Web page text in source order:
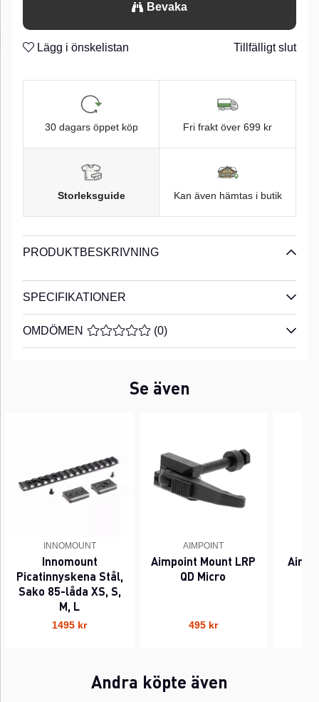
Bevaka
Lägg i önskelistan Tillfälligt slut
30 dagars öppet köp Fri frakt över 699 kr
Storleksguide Kan även hämtas i butik
PRODUKTBESKRIVNING
SPECIFIKATIONER
OMDÖMEN MEDELBETYG 0 AV 5 ANTAL BETYG 0
(0)
Se även
INNOMOUNT
Innomount
Picatinnyskena Stål,
Sako 85-låda XS, S,
M, L
1495 kr
AIMPOINT
Aimpoint Mount LRP
QD Micro
495 kr
Andra köpte även